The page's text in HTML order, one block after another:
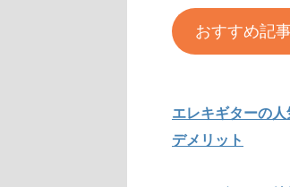
おすすめ記
エレキギターの
デメリット